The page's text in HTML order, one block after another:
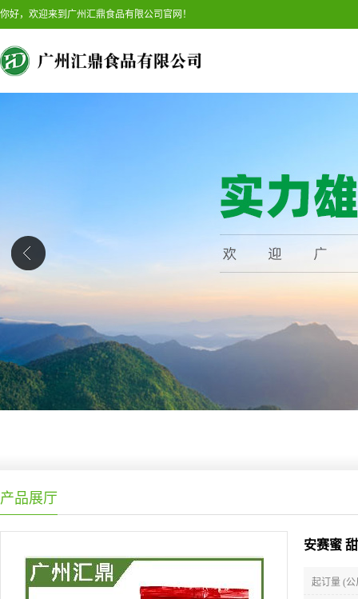
你好，欢迎来到广州汇鼎食品有限公司官网！
产品展厅
安赛蜜
起订量 (公